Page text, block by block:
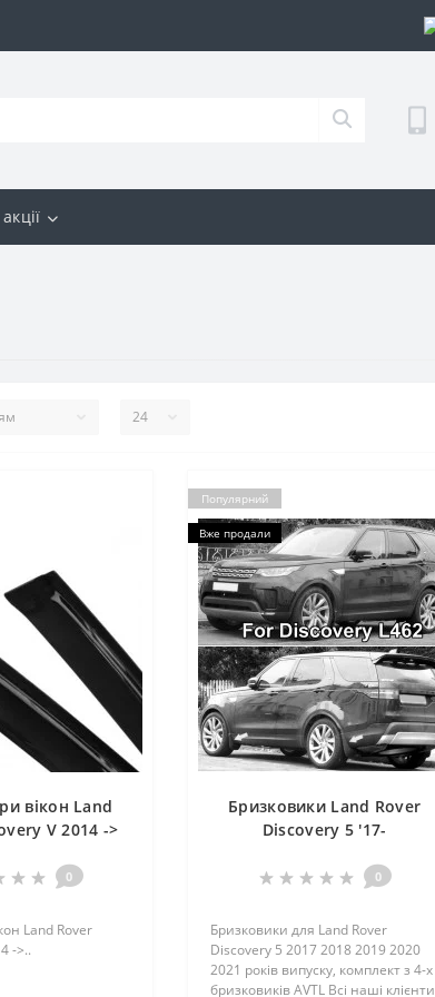
вікон Land
V 2014 ->
0
Land Rover
->..
Популярний
Вже продали
Бризковики Land Rover
Discovery 5 '17-
0
Бризковики для Land Rover
Discovery 5 2017 2018 2019 2020
2021 років випуску, комплект з 4-х
бризковиків AVTL Всі наші клієнти